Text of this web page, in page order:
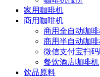
家用咖啡机
商用咖啡机
商用全自动咖
商用半自动咖
微信支付宝扫
餐饮酒店咖啡机
饮品原料